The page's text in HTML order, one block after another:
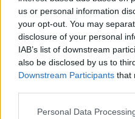
us or personal information
your opt-out. You may
disclosure of your personal
IAB’s list of downstream
also be disclosed by us to
Downstream Participants that
Please note that this
Personal Data
Inviaci
i tuoi
Su
345 356